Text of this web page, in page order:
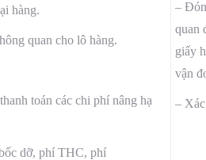
hàng.
quan cho lô hàng.
toán các chi phí nâng hạ
dỡ, phí THC, phí
–
quan
giấy
vận
–